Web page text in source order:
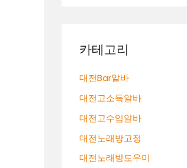
카테고리
대전Bar알바
대전고소득알바
대전고수입알바
대전노래방고정
대전노래방도우미